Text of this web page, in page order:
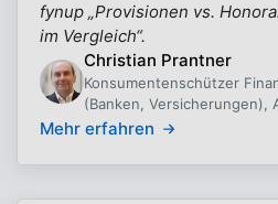
fynup „Provisionen vs.
im Vergleich“.
Christian Prantner
Konsumentenschützer
(Banken, Versicherungen),
Mehr erfahren